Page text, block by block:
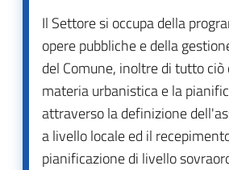
Il Settore si occupa della
opere pubbliche e della
del Comune, inoltre di tutto
materia urbanistica e la
attraverso la definizione
a livello locale ed il
pianificazione di livello